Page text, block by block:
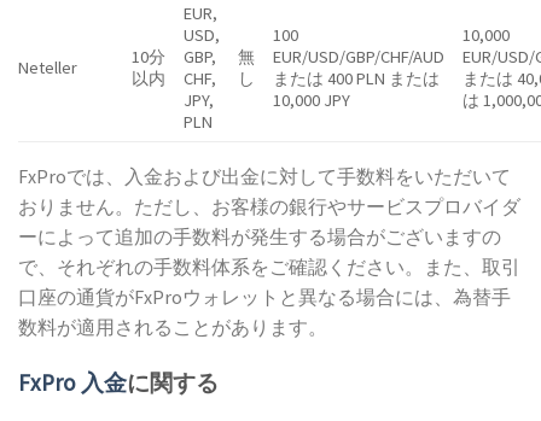
Neteller
10分
以内
EUR,
USD,
GBP,
CHF,
JPY,
PLN
無
し
100
EUR/USD/GBP/CHF/AUD
または 400 PLN または
10,000 JPY
10,000
EUR/USD/
または
は
FxProでは、入金および出金に対して手数料をいただいて
おりません。ただし、お客様の銀行やサービスプロバイダ
ーによって追加の手数料が発生する場合がございますの
で、それぞれの手数料体系をご確認ください。また、取引
口座の通貨がFxProウォレットと異なる場合には、為替手
数料が適用されることがあります。
FxPro 入金に関する